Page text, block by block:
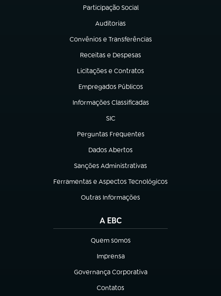
Participação Social
(abre em nova aba)
Auditorias
(abre em nova aba)
Convênios e Transferências
(abre em nova aba)
Receitas e Despesas
(abre em nova aba)
Licitações e Contratos
(abre em nova aba)
Empregados Públicos
(abre em nova aba)
Informações Classificadas
(abre em nova aba)
SIC
(abre em nova aba)
Perguntas Frequentes
(abre em nova aba)
Dados Abertos
(abre em nova aba)
Sanções Administrativas
(abre em nova aba)
Ferramentas e Aspectos Tecnológicos
(abre em nova aba)
Outras Informações
(abre em nova aba)
A EBC
Quem somos
(abre em nova aba)
Imprensa
(abre em nova aba)
Governança Corporativa
(abre em nova aba)
Contatos
(abre em nova aba)